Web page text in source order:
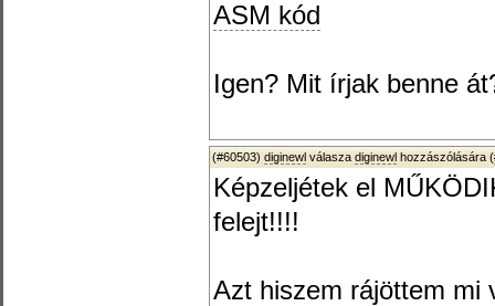
ASM kód
Igen? Mit írjak benne
(#60503) diginewl válasza diginewl hozzászólására (
Képzeljétek el
felejt!!!!
Azt hiszem rájöttem mi